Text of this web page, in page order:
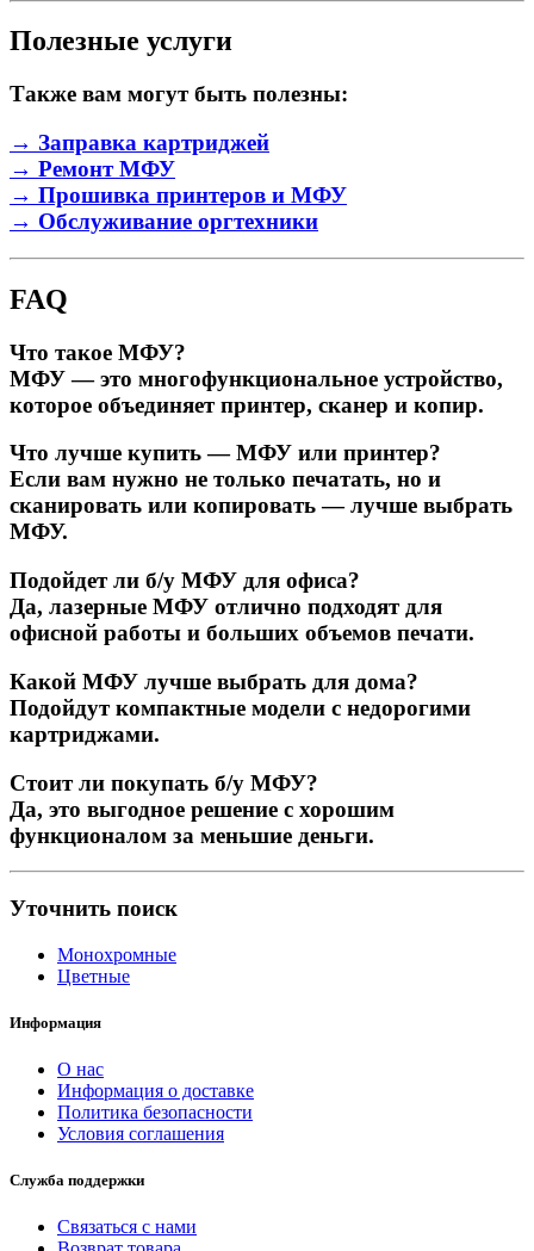
Полезные услуги
Также вам могут быть полезны:
→ Заправка картриджей
→ Ремонт МФУ
→ Прошивка принтеров и МФУ
→ Обслуживание оргтехники
FAQ
Что такое МФУ?
МФУ — это многофункциональное устройство,
которое объединяет принтер, сканер и копир.
Что лучше купить — МФУ или принтер?
Если вам нужно не только печатать, но и
сканировать или копировать — лучше выбрать
МФУ.
Подойдет ли б/у МФУ для офиса?
Да, лазерные МФУ отлично подходят для
офисной работы и больших объемов печати.
Какой МФУ лучше выбрать для дома?
Подойдут компактные модели с недорогими
картриджами.
Стоит ли покупать б/у МФУ?
Да, это выгодное решение с хорошим
функционалом за меньшие деньги.
Уточнить поиск
Монохромные
Цветные
Информация
О нас
Информация о доставке
Политика безопасности
Условия соглашения
Служба поддержки
Связаться с нами